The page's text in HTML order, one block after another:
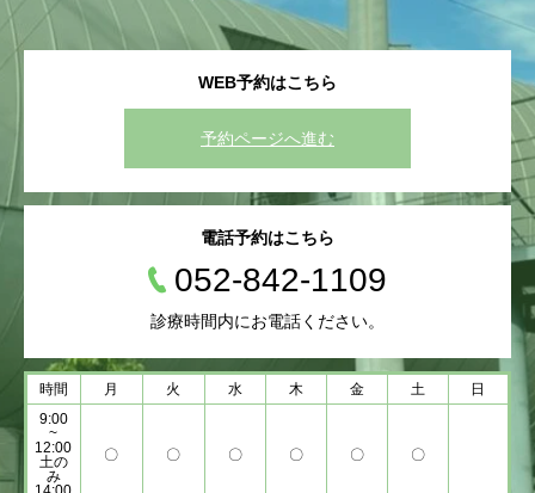
WEB予約はこちら
予約ページへ進む
電話予約はこちら
052-842-1109
診療時間内にお電話ください。
時間 月 火 水 木 金 土
日
9:00
~
12:00
土の
み
〇 〇 〇 〇 〇 〇